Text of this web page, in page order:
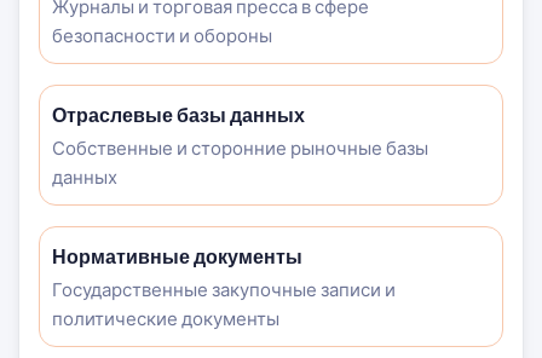
Журналы и торговая пресса в сфере
безопасности и обороны
Отраслевые базы данных
Собственные и сторонние рыночные базы
данных
Нормативные документы
Государственные закупочные записи и
политические документы